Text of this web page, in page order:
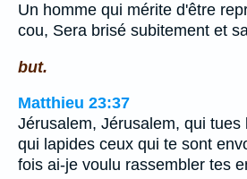
Un homme qui mérite d'être
cou, Sera brisé subitement et
but.
Matthieu 23:37
Jérusalem, Jérusalem, qui tues
qui lapides ceux qui te sont
fois ai-je voulu rassembler tes